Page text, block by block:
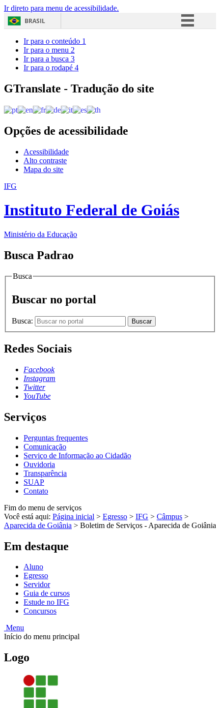
Ir direto para menu de acessibilidade.
BRASIL
Acesso à informação
Ir para o conteúdo 1
Ir para o menu 2
Ir para a busca 3
Ir para o rodapé 4
GTranslate - Tradução do site
Opções de acessibilidade
Acessibilidade
Alto contraste
Mapa do site
IFG
Instituto Federal de Goiás
Ministério da Educação
Busca Padrao
Busca
Buscar no portal
Busca: Buscar
Redes Sociais
Facebook
Instagram
Twitter
YouTube
Serviços
Perguntas frequentes
Comunicação
Serviço de Informação ao Cidadão
Ouvidoria
Transparência
SUAP
Contato
Fim do menu de serviços
Você está aqui: Página inicial > Egresso > IFG > Câmpus >
Aparecida de Goiânia > Boletim de Serviços - Aparecida de Goiânia
Em destaque
Aluno
Egresso
Servidor
Guia de cursos
Estude no IFG
Concursos
Menu
Início do menu principal
Logo